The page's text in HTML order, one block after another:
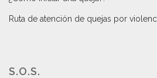
Ruta de atención de quejas por
S.O.S.